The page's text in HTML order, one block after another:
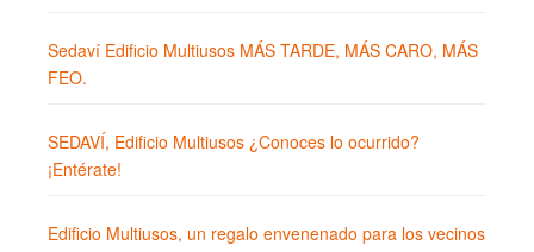
Sedaví Edificio Multiusos MÁS TARDE, MÁS CARO, MÁS
FEO.
SEDAVÍ, Edificio Multiusos ¿Conoces lo ocurrido?
¡Entérate!
Edificio Multiusos, un regalo envenenado para los vecinos